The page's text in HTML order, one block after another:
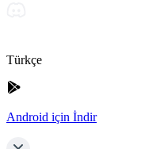
Türkçe
Android için İndir